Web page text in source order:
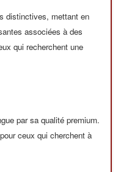
distinctives, mettant en
associées à des
qui recherchent une
par sa qualité premium.
ceux qui cherchent à